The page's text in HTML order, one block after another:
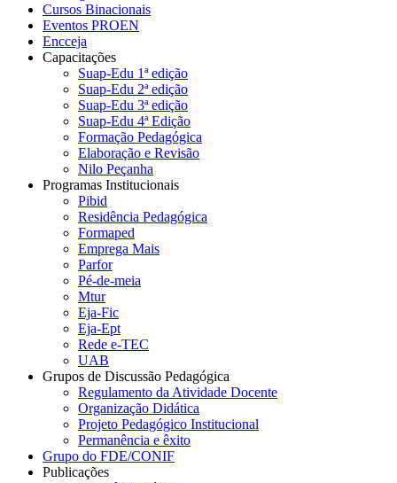
Cursos Binacionais
Eventos PROEN
Encceja
Capacitações
Suap-Edu 1ª edição
Suap-Edu 2ª edição
Suap-Edu 3ª edição
Suap-Edu 4ª Edição
Formação Pedagógica
Elaboração e Revisão
Nilo Peçanha
Programas Institucionais
Pibid
Residência Pedagógica
Formaped
Emprega Mais
Parfor
Pé-de-meia
Mtur
Eja-Fic
Eja-Ept
Rede e-TEC
UAB
Grupos de Discussão Pedagógica
Regulamento da Atividade Docente
Organização Didática
Projeto Pedagógico Institucional
Permanência e êxito
Grupo do FDE/CONIF
Publicações